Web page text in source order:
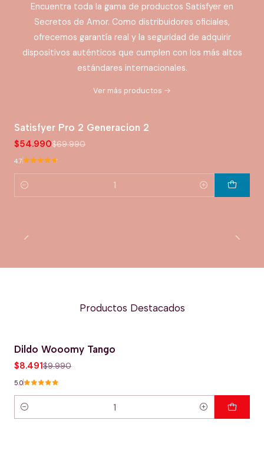
Encuentra toda la gama de productos Satisfyer en
Secretos de Amor. Como distribuidores oficiales,
ofrecemos garantía real y la seguridad de adquirir
dispositivos auténticos que cumplen con los más altos
estándares internacionales.
Ver más productos
-21% OFERTA HOT
Satisfyer Pro 2 Generacion 2
$54.990$69.990
4.7
Cantidad
Productos Destacados
-15% OFERTA HOT
Dildo Wooomy Tango
$8.491$9.990
5.0
Cantidad